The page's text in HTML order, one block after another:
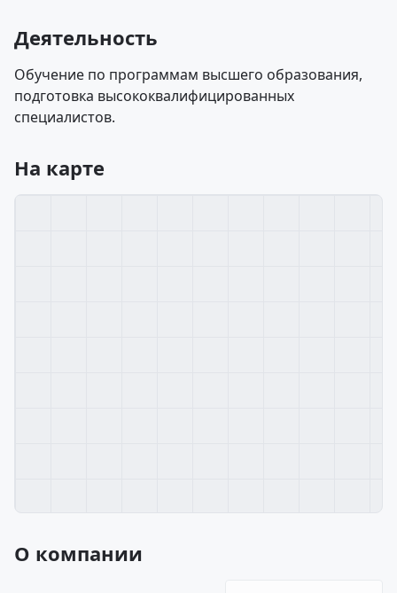
Деятельность
Обучение по программам высшего образования,
подготовка высококвалифицированных
специалистов.
На карте
О компании